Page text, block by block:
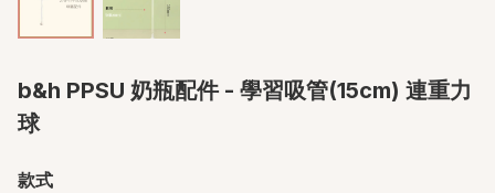
b&h PPSU 奶瓶配件 - 學習吸管(15cm) 連重力
球
款式